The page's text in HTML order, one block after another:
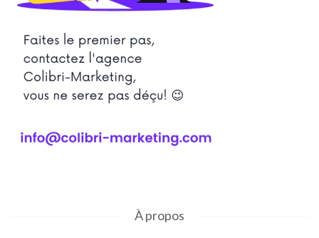
À propos